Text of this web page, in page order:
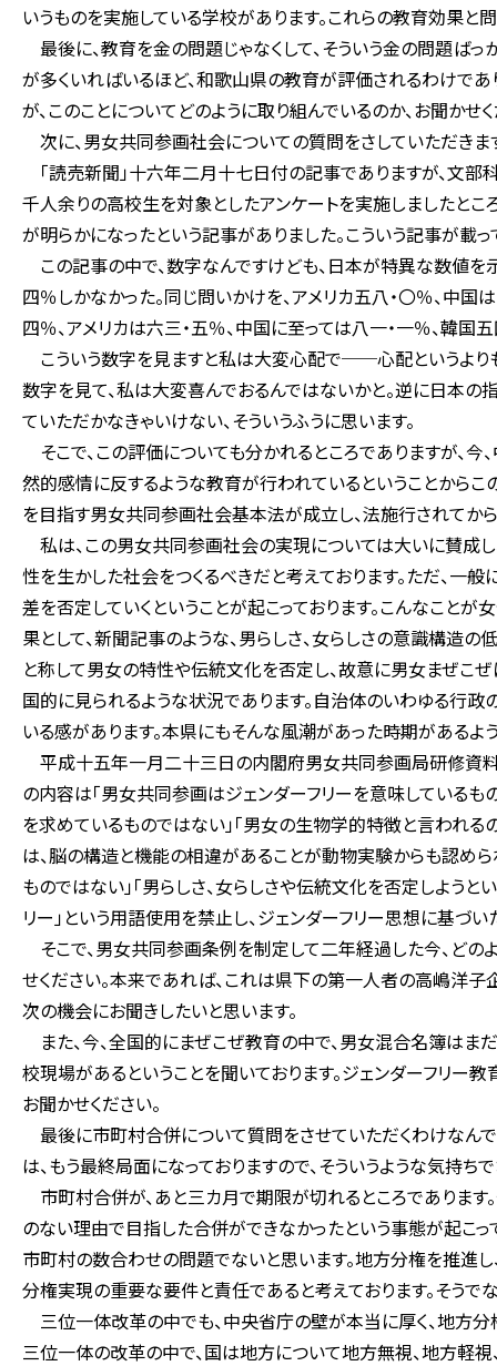
いうものを実施している学校があります。これらの教育効果と
最後に、教育を金の問題じゃなくして、そういう金の問題ば
が多くいればいるほど、和歌山県の教育が評価されるわけで
が、このことについてどのように取り組んでいるのか、お聞か
次に、男女共同参画社会についての質問をさしていただきま
「読売新聞」十六年二月十七日付の記事でありますが、文部
千人余りの高校生を対象としたアンケートを実施しましたとこ
が明らかになったという記事がありました。こういう記事が載っ
この記事の中で、数字なんですけども、日本が特異な数値を
四％しかなかった。同じ問いかけを、アメリカ五八・〇％、中国
四％、アメリカは六三・五％、中国に至っては八一・一％、韓
こういう数字を見ますと私は大変心配で──心配というより
数字を見て、私は大変喜んでおるんではないかと。逆に日本の
ていただかなきゃいけない、そういうふうに思います。
そこで、この評価についても分かれるところでありますが、
然的感情に反するような教育が行われているということから
を目指す男女共同参画社会基本法が成立し、法施行されてか
私は、この男女共同参画社会の実現については大いに賛成
性を生かした社会をつくるべきだと考えております。ただ、一
差を否定していくということが起こっております。こんなこと
果として、新聞記事のような、男らしさ、女らしさの意識構造の
と称して男女の特性や伝統文化を否定し、故意に男女まぜこ
国的に見られるような状況であります。自治体のいわゆる行
いる感があります。本県にもそんな風潮があった時期があるよ
平成十五年一月二十三日の内閣府男女共同参画局研修資
の内容は「男女共同参画はジェンダーフリーを意味している
を求めているものではない」「男女の生物学的特徴と言われ
は、脳の構造と機能の相違があることが動物実験からも認め
ものではない」「男らしさ、女らしさや伝統文化を否定しよう
リー」という用語使用を禁止し、ジェンダーフリー思想に基づ
そこで、男女共同参画条例を制定して二年経過した今、どの
せください。本来であれば、これは県下の第一人者の高嶋洋
次の機会にお聞きしたいと思います。
また、今、全国的にまぜこぜ教育の中で、男女混合名簿はま
校現場があるということを聞いております。ジェンダーフリー
お聞かせください。
最後に市町村合併について質問をさせていただくわけなんで
は、もう最終局面になっておりますので、そういうような気持ち
市町村合併が、あと三カ月で期限が切れるところであります
のない理由で目指した合併ができなかったという事態が起こ
市町村の数合わせの問題でないと思います。地方分権を推進
分権実現の重要な要件と責任であると考えております。そうで
三位一体改革の中でも、中央省庁の壁が本当に厚く、地方
三位一体の改革の中で、国は地方について地方無視、地方軽視